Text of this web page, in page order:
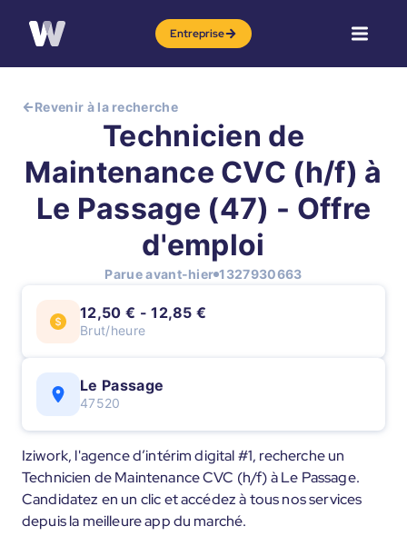
Entreprise
Revenir à la recherche
Technicien de
Maintenance CVC (h/f) à
Le Passage (47) - Offre
d'emploi
Parue avant-hier 1327930663
12,50 € - 12,85 €
Brut/heure
Le Passage
47520
Iziwork, l'agence d’intérim digital #1, recherche un
Technicien de Maintenance CVC (h/f) à Le Passage.
Candidatez en un clic et accédez à tous nos services
depuis la meilleure app du marché.